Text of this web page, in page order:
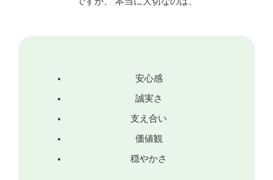
安心感
誠実さ
支え合い
価値観
穏やかさ